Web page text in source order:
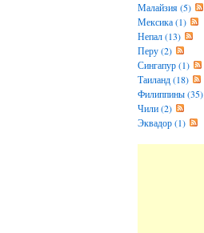
Малайзия (5)
Мексика (1)
Непал (13)
Перу (2)
Сингапур (1)
Таиланд (18)
Филиппины (35)
Чили (2)
Эквадор (1)